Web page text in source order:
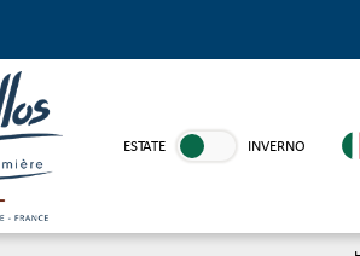
ESTATE INVERNO